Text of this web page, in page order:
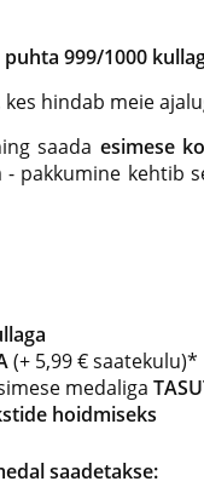
999/1000
hindab meie
saada esimese
pakkumine kehtib
(+ 5,99 € saatekulu)*
medaliga
hoidmiseks
saadetakse: